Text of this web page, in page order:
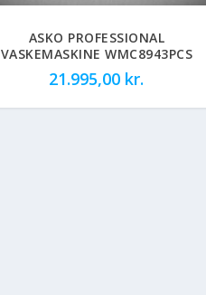
ASKO PROFESSIONAL
VASKEMASKINE WMC8943PCS
21.995,00 kr.